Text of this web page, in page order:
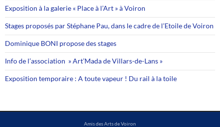
Exposition à la galerie « Place à l’Art » à Voiron
Stages proposés par Stéphane Pau, dans le cadre de l’Etoile de Voiron
Dominique BONI propose des stages
Info de l’association » Art’Mada de Villars-de-Lans »
Exposition temporaire : A toute vapeur ! Du rail à la toile
Amis des Arts de Voiron